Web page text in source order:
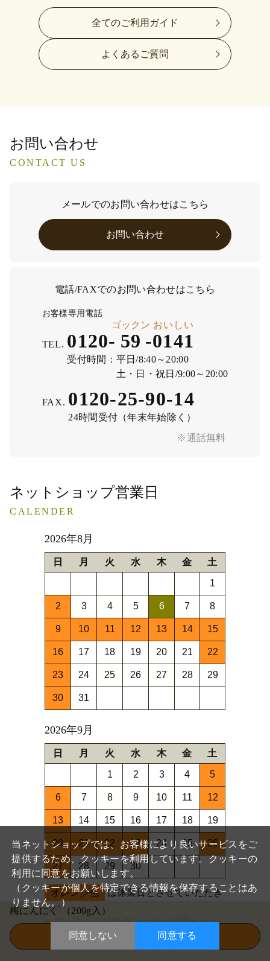
梅にんにく （200g入）
この商品を買い物かごに入れる
全てのご利用ガイド
よくあるご質問
お問い合わせ
CONTACT US
メールでのお問い合わせはこちら
お問い合わせ
電話/FAXでのお問い合わせはこちら
※通話無料
お客様専用電話
TEL. 0120- 59
ゴックン
-0141
おいしい
受付時間： 平日/8:40～20:00
土・日・祝日/9:00～20:00
FAX. 0120-25-90-14
24時間受付（年末年始除く）
ネットショップ営業日
CALENDER
2026年8月
日 月 火 水 木 金 土
1
2 3 4 5 6 7 8
9 10 11 12 13 14 15
16 17 18 19 20 21 22
23 24 25 26 27 28 29
30 31
2026年9月
日 月 火 水 木 金 土
1 2 3 4 5
6 7 8 9 10 11 12
13 14 15 16 17 18 19
20 21 22 23 24 25 26
27 28 29 30
オレンジ色
は休業日とさせていただき
ます。
お問い合わせは営業日に順次回答させて
いただきます。
当ネットショップでは、お客様により良いサービスをご
提供するため、クッキーを利用しています。クッキーの
利用に同意をお願いします。
（クッキーが個人を特定できる情報を保存することはあ
りません。）
同意しない
閉
じ
る
同意する